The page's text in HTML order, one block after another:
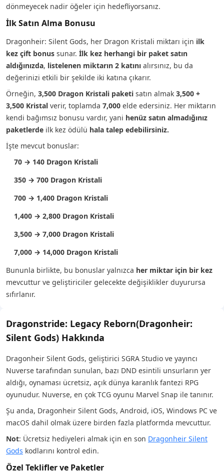
dönmeyecek nadir öğeler için hedefliyorsanız.
İlk Satın Alma Bonusu
Dragonheir: Silent Gods, her Dragon Kristali miktarı için ilk
kez çift bonus sunar. İlk kez herhangi bir paket satın
aldığınızda, listelenen miktarın 2 katını alırsınız, bu da
değerinizi etkili bir şekilde iki katına çıkarır.
Örneğin, 3,500 Dragon Kristali paketi satın almak 3,500 +
3,500 Kristal verir, toplamda 7,000 elde edersiniz. Her miktarın
kendi bağımsız bonusu vardır, yani henüz satın almadığınız
paketlerde ilk kez ödülü hala talep edebilirsiniz.
İşte mevcut bonuslar:
70 → 140 Dragon Kristali
350 → 700 Dragon Kristali
700 → 1,400 Dragon Kristali
1,400 → 2,800 Dragon Kristali
3,500 → 7,000 Dragon Kristali
7,000 → 14,000 Dragon Kristali
Bununla birlikte, bu bonuslar yalnızca her miktar için bir kez
mevcuttur ve geliştiriciler gelecekte değişiklikler duyurursa
sıfırlanır.
Dragonstride: Legacy Reborn(Dragonheir:
Silent Gods) Hakkında
Dragonheir Silent Gods, geliştirici SGRA Studio ve yayıncı
Nuverse tarafından sunulan, bazı DND esintili unsurların yer
aldığı, oynaması ücretsiz, açık dünya karanlık fantezi RPG
oyunudur. Nuverse, en çok TCG oyunu Marvel Snap ile tanınır.
Şu anda, Dragonheir Silent Gods, Android, iOS, Windows PC ve
macOS dahil olmak üzere birden fazla platformda mevcuttur.
Not: Ücretsiz hediyeleri almak için en son Dragonheir Silent
Gods kodlarını kontrol edin.
Özel Teklifler ve Paketler